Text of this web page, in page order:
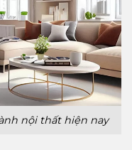
nội thất hiện nay